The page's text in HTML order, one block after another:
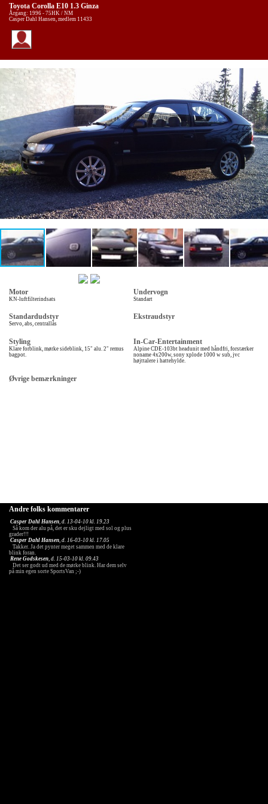
Toyota Corolla E10 1.3 Ginza
Årgang: 1996 - 75HK / NM
Casper Dahl Hansen, medlem 11433
Motor
KN-luftfilterindsats
Undervogn
Standart
Standardudstyr
Servo, abs, centrallås
Ekstraudstyr
Styling
Klare forblink, mørke sideblink, 15" alu. 2" remus
bagpot.
In-Car-Entertainment
Alpine CDE-103bt headunit med håndfri, forstærker
noname 4x200w, sony xplode 1000 w sub, jvc
højttalere i hattehylde.
Øvrige bemærkninger
Andre folks kommentarer
Casper Dahl Hansen, d. 13-04-10 kl. 19.23
Så kom der alu på, det er sku dejligt med sol og plus
grader!!!
Casper Dahl Hansen, d. 16-03-10 kl. 17.05
Takker. Ja det pynter meget sammen med de klare
blink foran.
Rene Godskesen, d. 15-03-10 kl. 09.43
Det ser godt ud med de mørke blink. Har dem selv
på min egen sorte SportsVan ;-)